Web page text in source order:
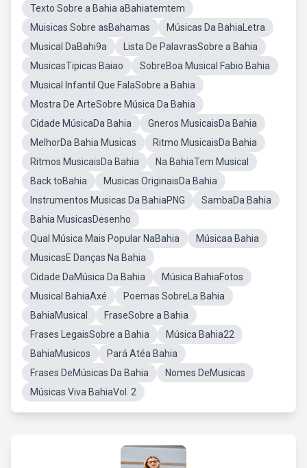
Texto Sobre a Bahia aBahiatemtem
Muisicas Sobre asBahamas
Músicas Da BahiaLetra
Musical DaBahi9a
Lista De PalavrasSobre a Bahia
MusicasTipicas Baiao
SobreBoa Musical Fabio Bahia
Musical Infantil Que FalaSobre a Bahia
Mostra De ArteSobre Música Da Bahia
Cidade MúsicaDa Bahia
Gneros MusicaisDa Bahia
MelhorDa Bahia Musicas
Ritmo MusicaisDa Bahia
Ritmos MusicaisDa Bahia
Na BahiaTem Musical
Back toBahia
Musicas OriginaisDa Bahia
Instrumentos Musicas Da BahiaPNG
SambaDa Bahia
Bahia MusicasDesenho
Qual Música Mais Popular NaBahia
Músicaa Bahia
MusicasE Danças Na Bahia
Cidade DaMúsica Da Bahia
Música BahiaFotos
Musical BahiaAxé
Poemas SobreLa Bahia
BahiaMusical
FraseSobre a Bahia
Frases LegaisSobre a Bahia
Música Bahia22
BahiaMusicos
Pará Atéa Bahia
Frases DeMúsicas Da Bahia
Nomes DeMusicas
Músicas Viva BahiaVol. 2